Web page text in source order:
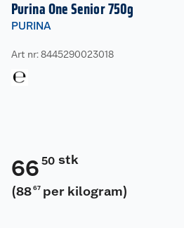
Purina One Senior 750g
PURINA
Art nr: 8445290023018
66 50 stk
(88 67 per kilogram)